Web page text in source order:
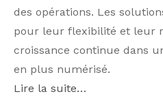
des opérations. Les
pour leur flexibilité et leur
croissance continue dans
en plus numérisé.
Lire la suite…